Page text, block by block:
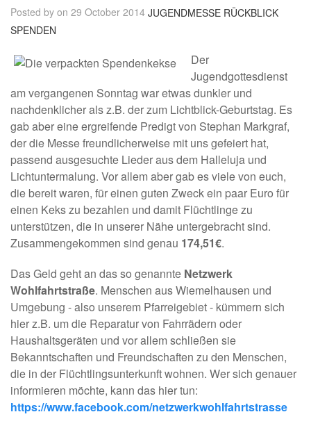
Posted by on 29 October 2014 JUGENDMESSE RÜCKBLICK
SPENDEN
Der
Jugendgottesdienst
am vergangenen Sonntag war etwas dunkler und
nachdenklicher als z.B. der zum Lichtblick-Geburtstag. Es
gab aber eine ergreifende Predigt von Stephan Markgraf,
der die Messe freundlicherweise mit uns gefeiert hat,
passend ausgesuchte Lieder aus dem Halleluja und
Lichtuntermalung. Vor allem aber gab es viele von euch,
die bereit waren, für einen guten Zweck ein paar Euro für
einen Keks zu bezahlen und damit Flüchtlinge zu
unterstützen, die in unserer Nähe untergebracht sind.
Zusammengekommen sind genau 174,51€.
Das Geld geht an das so genannte Netzwerk
Wohlfahrtstraße. Menschen aus Wiemelhausen und
Umgebung - also unserem Pfarreigebiet - kümmern sich
hier z.B. um die Reparatur von Fahrrädern oder
Haushaltsgeräten und vor allem schließen sie
Bekanntschaften und Freundschaften zu den Menschen,
die in der Flüchtlingsunterkunft wohnen. Wer sich genauer
informieren möchte, kann das hier tun:
https://www.facebook.com/netzwerkwohlfahrtstrasse